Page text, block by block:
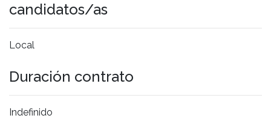
candidatos/as
Local
Duración contrato
Indefinido